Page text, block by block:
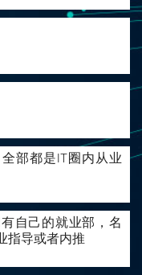
部都是IT圈内从业
自己的就业部，名
指导或者内推